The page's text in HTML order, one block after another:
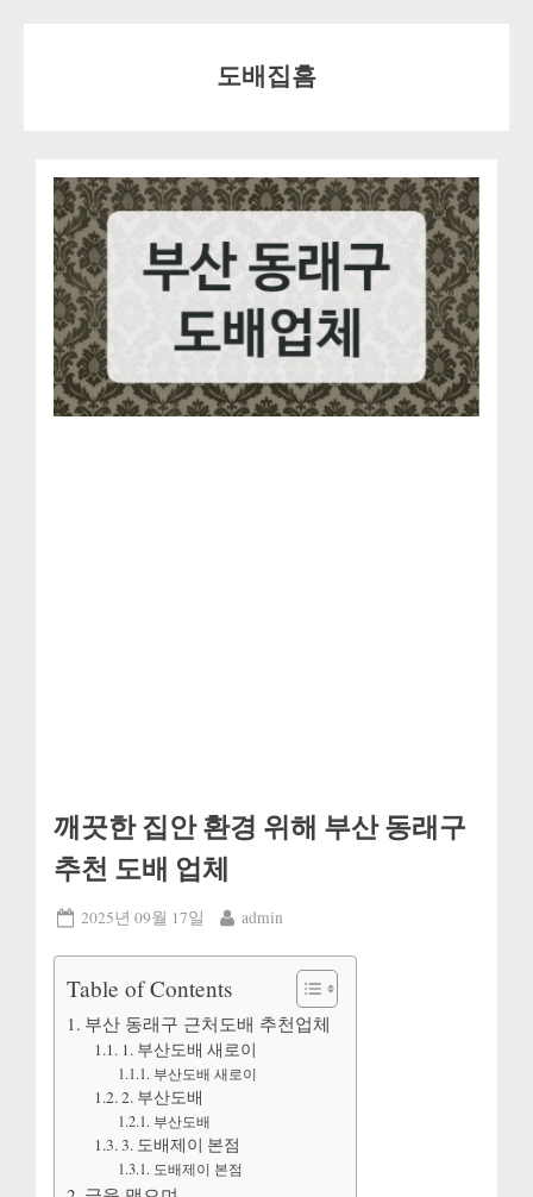
도배집홈
깨끗한 집안 환경 위해 부산 동래구
추천 도배 업체
Posted
2025년 09월 17일 By
admin
Table of Contents
부산 동래구 근처도배 추천업체
1. 부산도배 새로이
부산도배 새로이
2. 부산도배
부산도배
3. 도배제이 본점
도배제이 본점